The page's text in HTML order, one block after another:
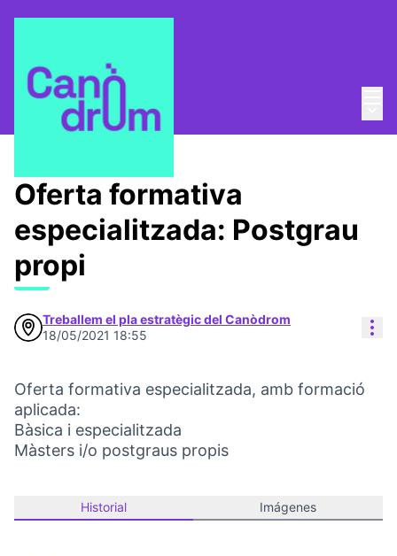
Pla Estratègic Propuestas
Oferta formativa
especialitzada: Postgrau
propi
Treballem el pla estratègic del Canòdrom
18/05/2021 18:55
Oferta formativa especialitzada, amb formació
aplicada:
Bàsica i especialitzada
Màsters i/o postgraus propis
Historial Imágenes